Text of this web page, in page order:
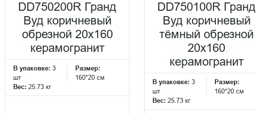
DD750200R Гранд
Вуд коричневый
обрезной 20x160
керамогранит
В упаковке: 3
шт
Размер:
160*20 см
Вес: 25.73 кг
DD750100R Гранд
Вуд коричневый
тёмный обрезной
20x160
керамогранит
В упаковке: 3
шт
Размер:
160*20 см
Вес: 25.73 кг